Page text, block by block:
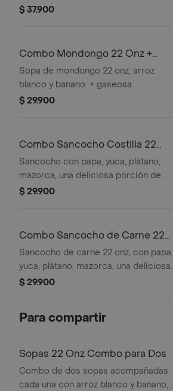
y arroz blanco. + gaseosa
$ 37.900
Combo Mondongo 22 Onz +
Gaseosa
Sopa de mondongo 22 onz, arroz
blanco y banano. + gaseosa
$ 29.900
Combo Sancocho Costilla 22
Onz + Gaseosa
Sancocho con papa, yuca, plátano,
mazorca, una deliciosa porción de
carne bañada en salsa de la casa. +
$ 29.900
Combo Sancocho de Carne 22
Onz + Gaseosa
Sancocho de carne 22 onz, con papa,
yuca, plátano, mazorca, una deliciosa
porción de carne bañada en salsa de
$ 29.900
Para compartir
Sopas 22 Onz Combo para Dos
Combo de dos sopas acompañadas
cada una con arroz blanco y banano,